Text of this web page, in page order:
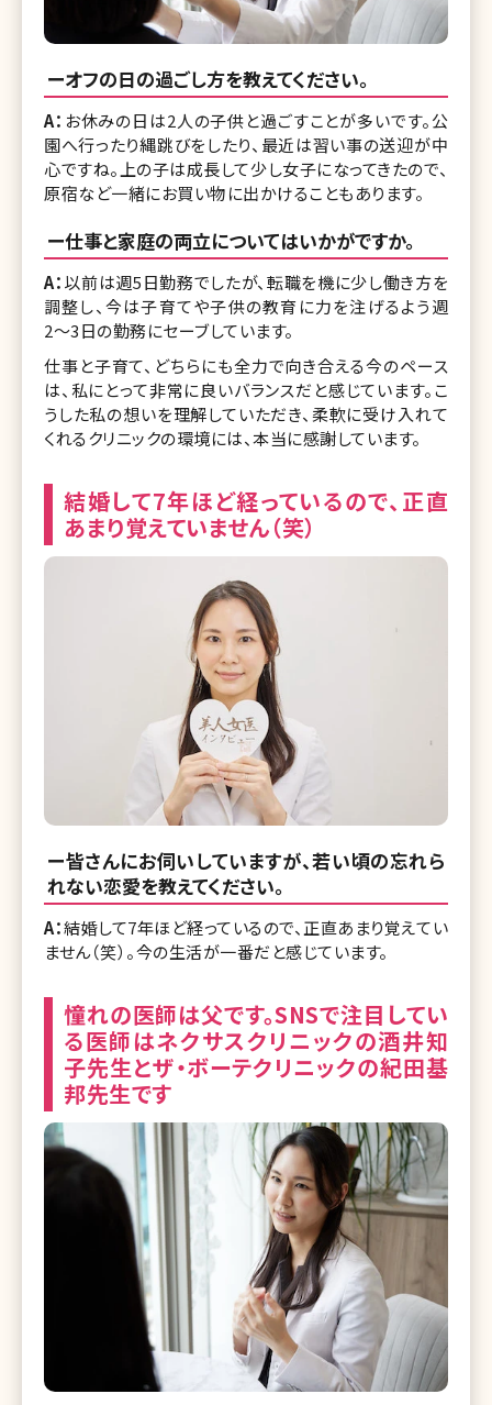
ーオフの日の過ごし方を教えてください。
A： お休みの日は2人の子供と過ごすことが多いです。公
園へ行ったり縄跳びをしたり、最近は習い事の送迎が中
心ですね。上の子は成長して少し女子になってきたので、
原宿など一緒にお買い物に出かけることもあります。
ー仕事と家庭の両立についてはいかがですか。
A：以前は週5日勤務でしたが、転職を機に少し働き方を
調整し、今は子育てや子供の教育に力を注げるよう週
2〜3日の勤務にセーブしています。
仕事と子育て、どちらにも全力で向き合える今のペース
は、私にとって非常に良いバランスだと感じています。こ
うした私の想いを理解していただき、柔軟に受け入れて
くれるクリニックの環境には、本当に感謝しています。
結婚して7年ほど経っているので、正直
あまり覚えていません（笑）
ー皆さんにお伺いしていますが、若い頃の忘れら
れない恋愛を教えてください。
A：結婚して7年ほど経っているので、正直あまり覚えてい
ません（笑）。今の生活が一番だと感じています。
憧れの医師は父です。SNSで注目してい
る医師はネクサスクリニックの酒井知
子先生とザ・ボーテクリニックの紀田基
邦先生です